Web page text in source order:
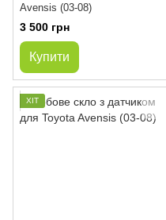
Avensis (03-08)
3 500 грн
Купити
ХІТ